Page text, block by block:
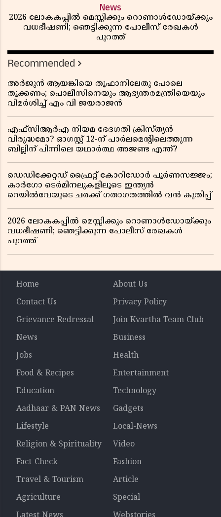
News
2026 ലോകകപ്പിൽ മെസ്സിക്കും റൊണാൾഡോയ്ക്കും
വധഭീഷണി; ഞെട്ടിക്കുന്ന പോലീസ് രേഖകൾ
പുറത്ത്
Recommended
അർജുൻ ആയങ്കിയെ തൂഫാനിലേതു പോലെ
തൂക്കണം; പൊലീസിനെയും ആഭ്യന്തരമന്ത്രിയെയും
വിമർശിച്ച് എം വി ജയരാജൻ
എഫ്സിആർഎ നിയമ ഭേദഗതി ക്രിസ്ത്യൻ
വിരുദ്ധമോ? ഓഗസ്റ്റ് 12-ന് പാർലമെന്റിലെത്തുന്ന
ബില്ലിന് പിന്നിലെ യഥാർത്ഥ അജണ്ട എന്ത്?
ഡെഡിക്കേറ്റഡ് ഫ്രൈറ്റ് കോറിഡോർ പൂർണസജ്ജം;
കാർഗോ ടെർമിനലുകളിലൂടെ ഇന്ത്യൻ
റെയിൽവേയുടെ ചരക്ക് ഗതാഗതത്തിൽ വൻ കുതിപ്പ്
2026 ലോകകപ്പിൽ മെസ്സിക്കും റൊണാൾഡോയ്ക്കും
വധഭീഷണി; ഞെട്ടിക്കുന്ന പോലീസ് രേഖകൾ
പുറത്ത്
Home
About Us
Contact Us
Privacy Policy
Grievance Redressal
Join Kvartha Team Club
News
Business
Jobs
Health
Food & Recipes
Entertainment
Education
Technology
Aadhaar & PAN News
Gadgets
Lifestyle
Local-News
Religion & Spirituality
Video
Fact-Check
Fashion
Travel & Tourism
Article
Agriculture
Special